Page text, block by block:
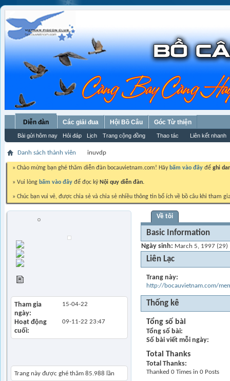
Diễn đàn
Bài gửi hôm nay Hỏi đáp Lịch Trang cộng đồng Thao tác Liên kết nhanh
Các giải đua Hội Bồ Câu Góc Từ thiện
Danh sách thành viên inuvdp
» Chào mừng bạn ghé thăm diễn đàn bocauvietnam.com! Hãy bấm vào đây để ghi
» Vui lòng bấm vào đây để đọc kỹ Nội quy diễn đàn.
» Chúc bạn vui vẻ, được chia sẻ và chia sẻ nhiều thông tin bổ ích về bồ câu khi tham
Tham gia
ngày
15-04-22
Hoạt động
cuối
09-11-22 23:47
Trang này được ghé thăm 85.988 lần
Về tôi
Basic Information
Ngày sinh March 5, 1997 (29)
Liên Lạc
Trang này
http://bocauvietnam.com/
Thống kê
Tổng số bài
Tổng số bài
Số bài viết mỗi ngày
Total Thanks
Total Thanks
Thanked 0 Times in 0 Posts